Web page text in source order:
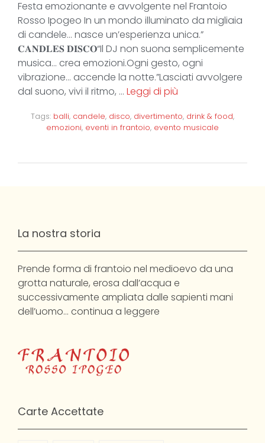
Festa emozionante e avvolgente nel Frantoio
Rosso Ipogeo In un mondo illuminato da migliaia
di candele… nasce un’esperienza unica.”
𝐂𝐀𝐍𝐃𝐋𝐄𝐒 𝐃𝐈𝐒𝐂𝐎“Il DJ non suona semplicemente
musica… crea emozioni.Ogni gesto, ogni
vibrazione… accende la notte.”Lasciati avvolgere
dal suono, vivi il ritmo, … Leggi di più
Tags: balli, candele, disco, divertimento, drink & food,
emozioni, eventi in frantoio, evento musicale
La nostra storia
Prende forma di frantoio nel medioevo da una
grotta naturale, erosa dall’acqua e
successivamente ampliata dalle sapienti mani
dell’uomo… continua a leggere
Carte Accettate